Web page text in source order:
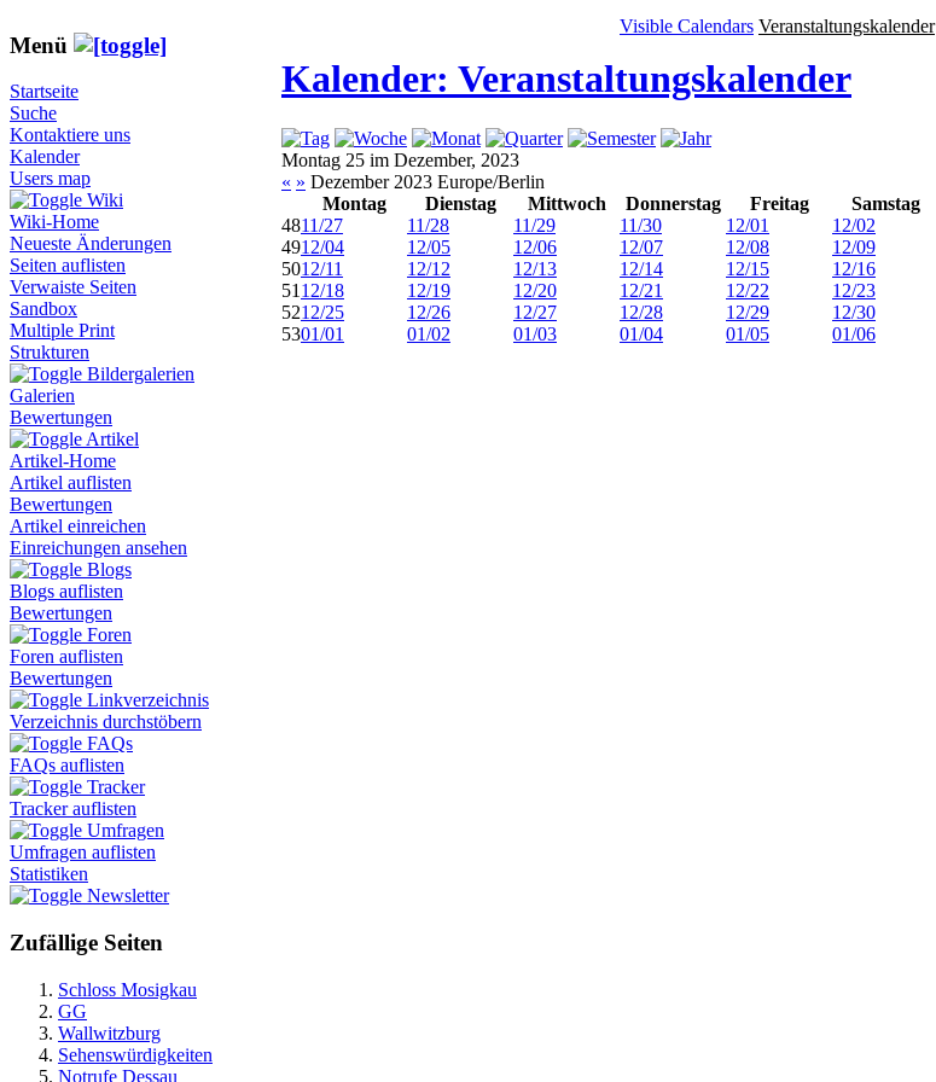
Menü
Startseite
Suche
Kontaktiere uns
Kalender
Users map
Wiki
Wiki-Home
Neueste Änderungen
Seiten auflisten
Verwaiste Seiten
Sandbox
Multiple Print
Strukturen
Bildergalerien
Galerien
Bewertungen
Artikel
Artikel-Home
Artikel auflisten
Bewertungen
Artikel einreichen
Einreichungen ansehen
Blogs
Blogs auflisten
Bewertungen
Foren
Foren auflisten
Bewertungen
Linkverzeichnis
Verzeichnis durchstöbern
FAQs
FAQs auflisten
Tracker
Tracker auflisten
Umfragen
Umfragen auflisten
Statistiken
Newsletter
Zufällige Seiten
Schloss Mosigkau
GG
Wallwitzburg
Sehenswürdigkeiten
Notrufe Dessau
Visible Calendars Veranstaltungskalender
Kalender: Veranstaltungskalender
Montag 25 im Dezember, 2023
« » Dezember 2023 Europe/Berlin
Montag
Dienstag Mittwoch Donnerstag Freitag Samstag
4811/27 11/28 11/29 11/30 12/01 12/02
4912/04 12/05 12/06 12/07 12/08 12/09
5012/11 12/12 12/13 12/14 12/15 12/16
51 12/18 12/19 12/20 12/21 12/22 12/23
5212/25 12/26 12/27 12/28 12/29 12/30
5301/01 01/02 01/03 01/04 01/05 01/06